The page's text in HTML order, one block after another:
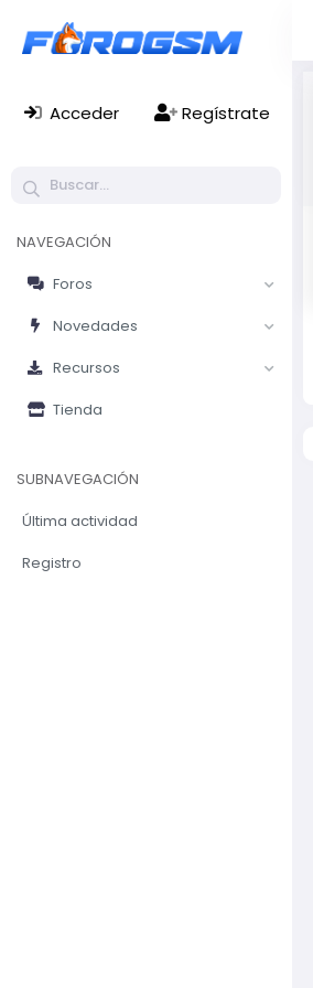
Acceder Regístrate
NAVEGACIÓN
Foros
Novedades
Recursos
Tienda
SUBNAVEGACIÓN
Última actividad
Registro